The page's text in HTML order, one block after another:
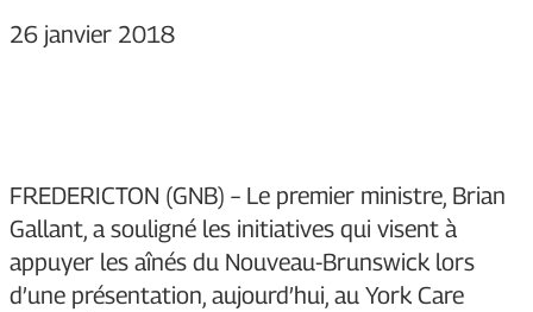
26 janvier 2018
FREDERICTON (GNB) – Le premier ministre, Brian
Gallant, a souligné les initiatives qui visent à
appuyer les aînés du Nouveau-Brunswick lors
d’une présentation, aujourd’hui, au York Care